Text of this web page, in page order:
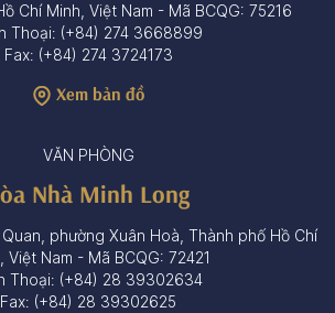
Chí Minh, Việt Nam - Mã BCQG: 75216
Thoại: (+84) 274 3668899
Fax: (+84) 274 3724173
Xem bản đồ
VĂN PHÒNG
Nhà Minh Long
phường Xuân Hoà, Thành phố Hồ Chí
Việt Nam - Mã BCQG: 72421
Thoại: (+84) 28 39302634
Fax: (+84) 28 39302625